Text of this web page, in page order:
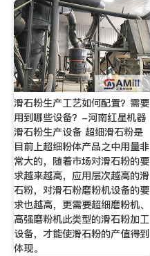
滑石粉生产工艺如何配置？需要
用到哪些设备？-河南红星机器
滑石粉生产设备 超细滑石粉是
目前上超细粉体产品之中用量非
常大的，随着市场对滑石粉的要
求越来越高，应用层次越高的滑
石粉，对滑石粉磨粉机设备的要
求也越高，更需要超细磨粉机、
高强磨粉机此类型的滑石粉加工
设备，才能使滑石粉的产值得到
体现。